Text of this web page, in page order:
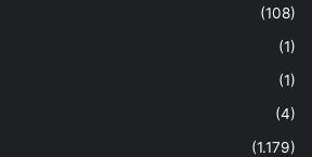
(108)
(1)
(1)
(4)
(1.179)